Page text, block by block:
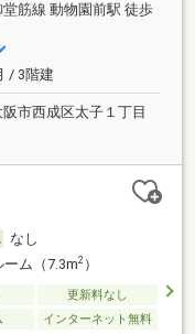
堂筋線 動物園前駅 徒歩
/ 3階建
市西成区太子１丁目
なし
ム（7.3m2）
更新料なし
インターネット無料